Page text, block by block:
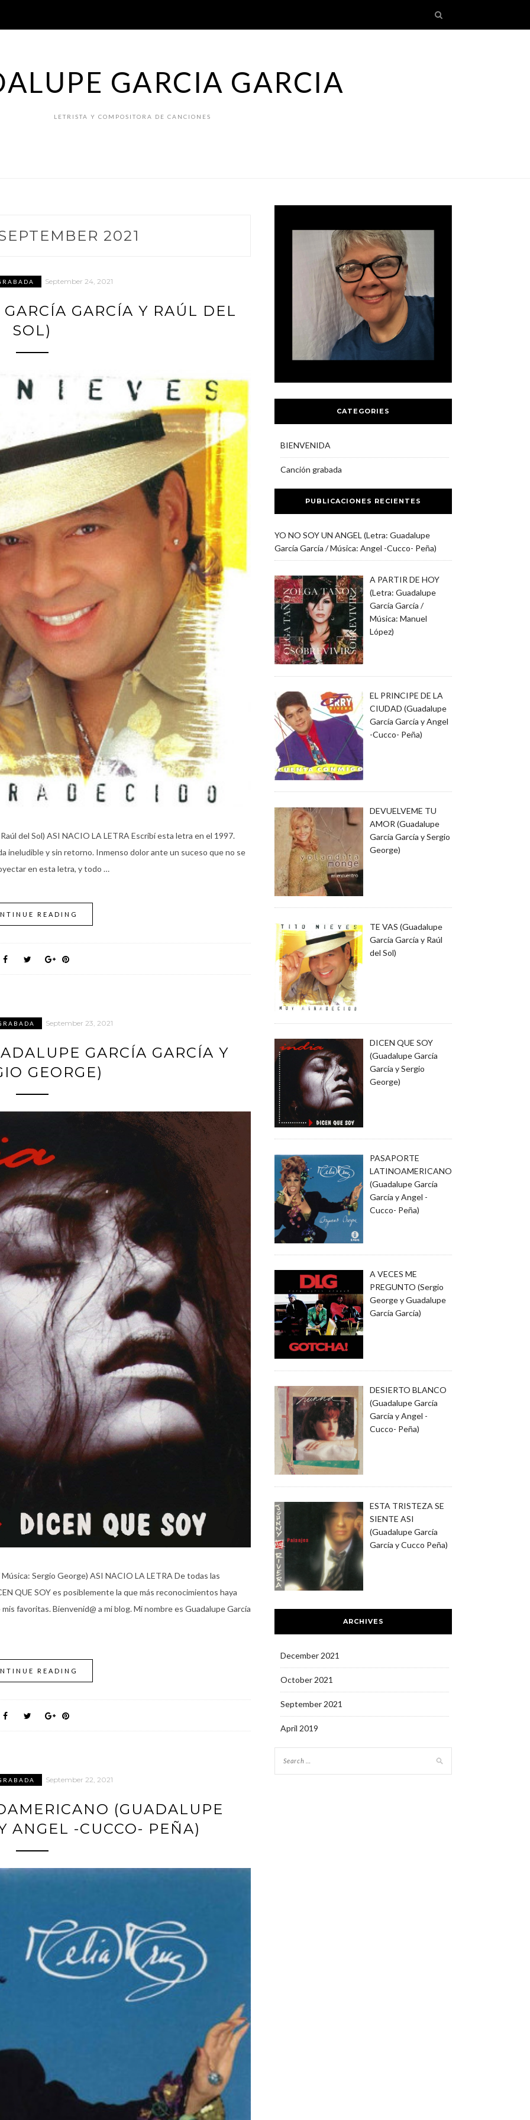
GARCIA GARCIA
LETRISTA Y COMPOSITORA DE CANCIONES
2021
September 24, 2021
GARCÍA Y RAÚL DEL
SOL)
del Sol) ASI NACIO LA LETRA Escribí esta letra en el 1997.
ineludible y sin retorno. Inmenso dolor ante un suceso que no se
en esta letra, y todo …
READING
September 23, 2021
GARCÍA GARCÍA Y
GEORGE)
Sergio George) ASI NACIO LA LETRA De todas las
QUE SOY es posiblemente la que más reconocimientos haya
favoritas. Bienvenid@ a mi blog. Mi nombre es Guadalupe García
READING
September 22, 2021
(GUADALUPE
ANGEL -CUCCO- PEÑA)
CATEGORIES
BIENVENIDA
Canción grabada
PUBLICACIONES RECIENTES
YO NO SOY UN ANGEL (Letra: Guadalupe
García García / Música: Angel -Cucco- Peña)
A PARTIR DE HOY
(Letra: Guadalupe
García García /
Música: Manuel
López)
EL PRINCIPE DE LA
CIUDAD (Guadalupe
García García y Angel
-Cucco- Peña)
DEVUELVEME TU
AMOR (Guadalupe
García García y Sergio
George)
TE VAS (Guadalupe
García García y Raúl
del Sol)
DICEN QUE SOY
(Guadalupe García
García y Sergio
George)
PASAPORTE
LATINOAMERICANO
(Guadalupe García
García y Angel -
Cucco- Peña)
A VECES ME
PREGUNTO (Sergio
George y Guadalupe
García García)
DESIERTO BLANCO
(Guadalupe García
García y Angel -
Cucco- Peña)
ESTA TRISTEZA SE
SIENTE ASI
(Guadalupe García
García y Cucco Peña)
ARCHIVES
December 2021
October 2021
September 2021
April 2019